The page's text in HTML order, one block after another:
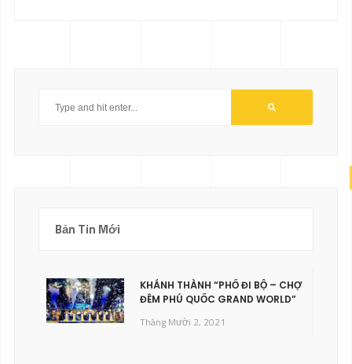
Bản Tin Mới
KHÁNH THÀNH “PHỐ ĐI BỘ – CHỢ
ĐÊM PHÚ QUỐC GRAND WORLD”
Tháng Mười 2, 2021